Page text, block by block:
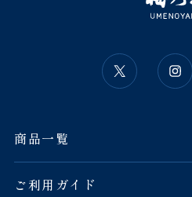
商品一覧
ご利用ガイド